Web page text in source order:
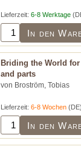
Lieferzeit: 6-8 Werktage
In den
Briding the World
and parts
von Broström, Tobias
Lieferzeit: 6-8 Wochen (DE)
In den